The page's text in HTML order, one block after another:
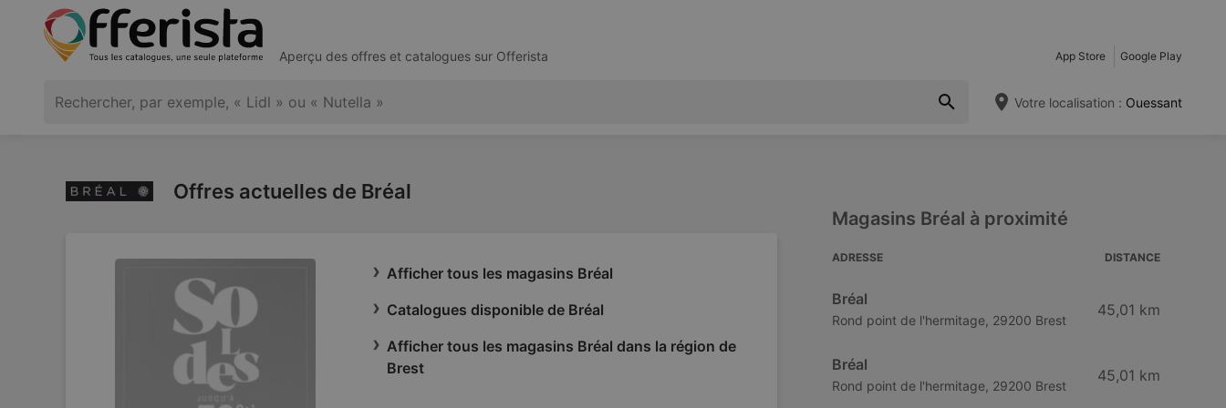
Aperçu des offres et catalogues sur Offerista App Store Google Play
Votre localisation : Ouessant
Offres actuelles de Bréal
Afficher tous les magasins Bréal
Catalogues disponible de Bréal
Afficher tous les magasins Bréal dans la région de
Brest
Magasins Bréal à proximité
ADRESSE DISTANCE
Bréal
Rond point de l'hermitage, 29200 Brest
45,01 km
Bréal
Rond point de l'hermitage, 29200 Brest
45,01 km